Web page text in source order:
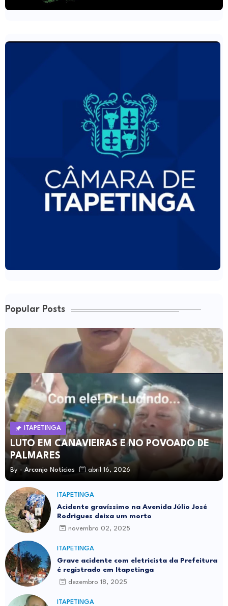
Popular Posts
ITAPETINGA
LUTO EM CANAVIEIRAS E NO POVOADO DE
PALMARES
By - Arcanjo Notícias abril 16, 2026
ITAPETINGA
Acidente gravíssimo na Avenida Júlio José
Rodrigues deixa um morto
novembro 02, 2025
ITAPETINGA
Grave acidente com eletricista da Prefeitura
é registrado em Itapetinga
dezembro 18, 2025
ITAPETINGA